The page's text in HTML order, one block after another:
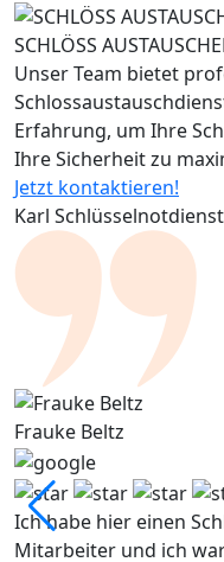
SCHLÖSS
Unser Team bietet
Erfahrung, um Ihre
Ihre Sicherheit zu
Jetzt kontaktieren!
Karl
Frauke Beltz
Ich habe hier einen
Mitarbeiter und ich